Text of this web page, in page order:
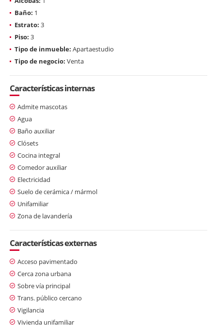
Baño: 1
Estrato: 3
Piso: 3
Tipo de inmueble: Apartaestudio
Tipo de negocio: Venta
Características internas
Admite mascotas
Agua
Baño auxiliar
Clósets
Cocina integral
Comedor auxiliar
Electricidad
Suelo de cerámica / mármol
Unifamiliar
Zona de lavandería
Características externas
Acceso pavimentado
Cerca zona urbana
Sobre vía principal
Trans. público cercano
Vigilancia
Vivienda unifamiliar